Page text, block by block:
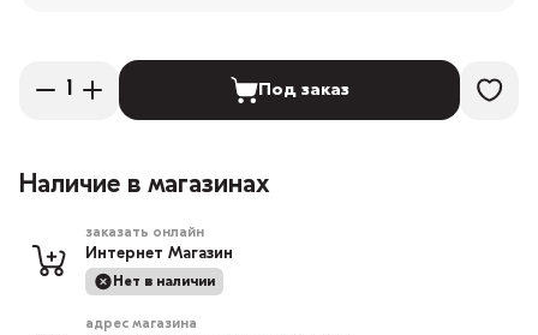
Под заказ
Наличие в магазинах
заказать онлайн
Интернет Магазин
Нет в наличии
адрес магазина